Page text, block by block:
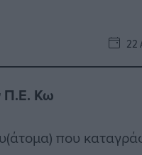
22
Π.Ε. Κω
που